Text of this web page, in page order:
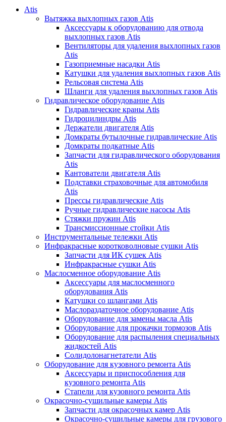
Atis
Вытяжка выхлопных газов Atis
Аксессуары к оборудованию для отвода
выхлопных газов Atis
Вентиляторы для удаления выхлопных газов
Atis
Газоприемные насадки Atis
Катушки для удаления выхлопных газов Atis
Рельсовая система Atis
Шланги для удаления выхлопных газов Atis
Гидравлическое оборудование Atis
Гидравлические краны Atis
Гидроцилиндры Atis
Держатели двигателя Atis
Домкраты бутылочные гидравлические Atis
Домкраты подкатные Atis
Запчасти для гидравлического оборудования
Atis
Кантователи двигателя Atis
Подставки страховочные для автомобиля
Atis
Прессы гидравлические Atis
Ручные гидравлические насосы Atis
Стяжки пружин Atis
Трансмиссионные стойки Atis
Инструментальные тележки Atis
Инфракрасные коротковолновые сушки Atis
Запчасти для ИК сушек Atis
Инфракрасные сушки Atis
Маслосменное оборудование Atis
Аксессуары для маслосменного
оборудования Atis
Катушки со шлангами Atis
Маслораздаточное оборудование Atis
Оборудование для замены масла Atis
Оборудование для прокачки тормозов Atis
Оборудование для распыления специальных
жидкостей Atis
Солидолонагнетатели Atis
Оборудование для кузовного ремонта Atis
Аксессуары и приспособления для
кузовного ремонта Atis
Стапели для кузовного ремонта Atis
Окрасочно-сушильные камеры Atis
Запчасти для окрасочных камер Atis
Окрасочно-сушильные камеры для грузового